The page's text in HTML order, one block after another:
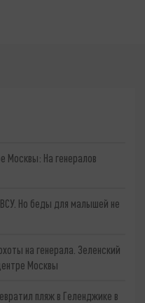
Москвы: На генералов
Но беды для малышей не
на генерала. Зеленский
Москвы
пляж в Геленджике в